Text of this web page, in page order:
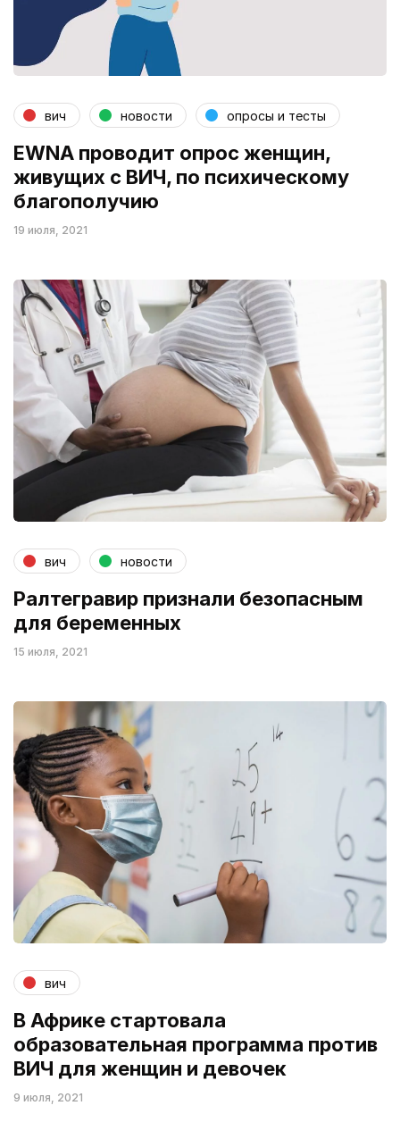
вич новости опросы и тесты
EWNA проводит опрос женщин,
живущих с ВИЧ, по психическому
благополучию
19 июля, 2021
вич новости
Ралтегравир признали безопасным
для беременных
15 июля, 2021
вич
В Африке стартовала
образовательная программа против
ВИЧ для женщин и девочек
9 июля, 2021